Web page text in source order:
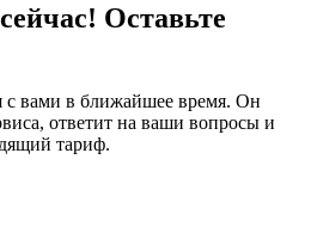
Оставьте
с вами в ближайшее время. Он
ответит на ваши вопросы и
тариф.